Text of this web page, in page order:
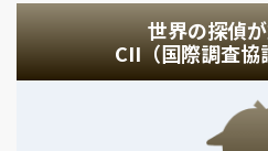
世界の探偵
CII（国際調査協